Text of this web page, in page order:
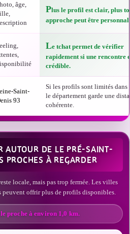
âge,
Plus le profil est clair, plus
approche peut être
Le tchat permet de vérifier
rapidement si une rencontre
crédible.
Saint-
93
Si les profils sont limités dans
le département garde une
cohérente.
AUTOUR DE LE PRÉ-SAINT-
PROCHES À REGARDER
locale, mais pas trop fermée. Les villes
peuvent offrir plus de profils disponibles.
proche à environ 1,0 km.